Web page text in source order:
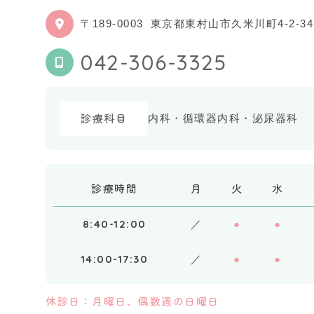
〒189-0003 東京都東村山市久米川町4-2-34
042-306-3325
診療科目 内科・循環器内科・泌尿器科
診療時間 月 火 水
8:40-12:00 ／ ● ●
14:00-17:30 ／ ● ●
休診日：月曜日、偶数週の日曜日